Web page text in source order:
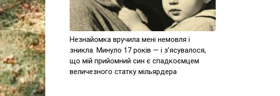
Незнайомка вручила мені немовля і
зникла. Минуло 17 років — і з’ясувалося,
що мій прийомний син є спадкоємцем
величезного статку мільярдера